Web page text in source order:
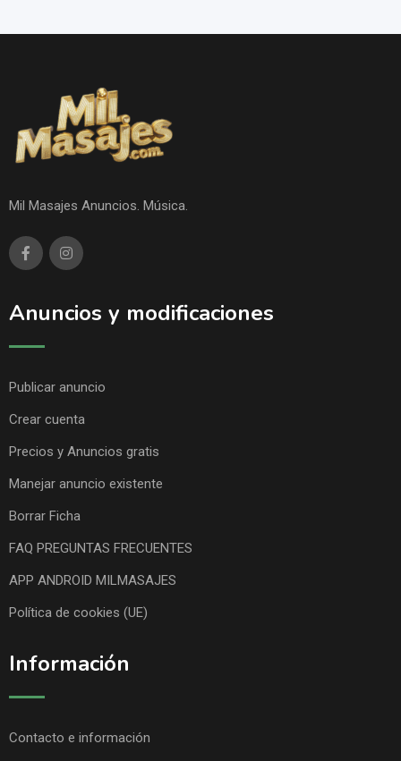
Mil Masajes Anuncios. Música.
Anuncios y modificaciones
Publicar anuncio
Crear cuenta
Precios y Anuncios gratis
Manejar anuncio existente
Borrar Ficha
FAQ PREGUNTAS FRECUENTES
APP ANDROID MILMASAJES
Política de cookies (UE)
Información
Contacto e información